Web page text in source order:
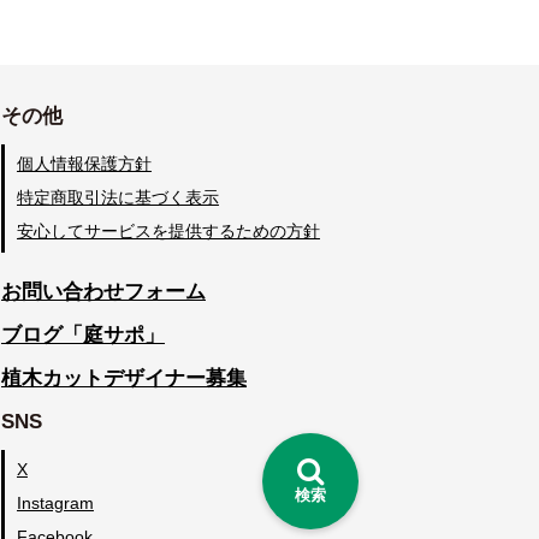
検索
その他
個人情報保護方針
特定商取引法に基づく表示
安心してサービスを提供するための方針
お問い合わせフォーム
ブログ「庭サポ」
植木カットデザイナー募集
SNS
X
Instagram